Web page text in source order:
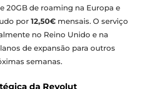
20GB de roaming na Europa e
por 12,50€ mensais. O serviço
no Reino Unido e na
de expansão para outros
semanas.
da Revolut